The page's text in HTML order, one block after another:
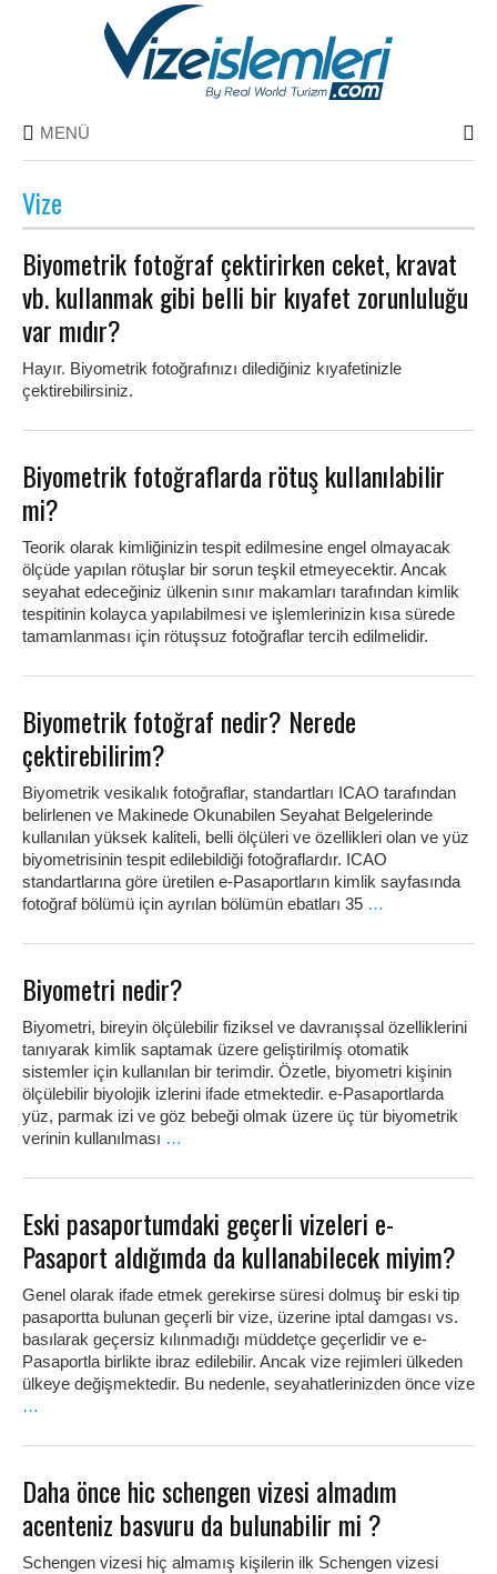
MENÜ
Vize
Biyometrik fotoğraf çektirirken ceket, kravat
vb. kullanmak gibi belli bir kıyafet zorunluluğu
var mıdır?
Hayır. Biyometrik fotoğrafınızı dilediğiniz kıyafetinizle
çektirebilirsiniz.
Biyometrik fotoğraflarda rötuş kullanılabilir
mi?
Teorik olarak kimliğinizin tespit edilmesine engel olmayacak
ölçüde yapılan rötuşlar bir sorun teşkil etmeyecektir. Ancak
seyahat edeceğiniz ülkenin sınır makamları tarafından kimlik
tespitinin kolayca yapılabilmesi ve işlemlerinizin kısa sürede
tamamlanması için rötuşsuz fotoğraflar tercih edilmelidir.
Biyometrik fotoğraf nedir? Nerede
çektirebilirim?
Biyometrik vesikalık fotoğraflar, standartları ICAO tarafından
belirlenen ve Makinede Okunabilen Seyahat Belgelerinde
kullanılan yüksek kaliteli, belli ölçüleri ve özellikleri olan ve yüz
biyometrisinin tespit edilebildiği fotoğraflardır. ICAO
standartlarına göre üretilen e-Pasaportların kimlik sayfasında
fotoğraf bölümü için ayrılan bölümün ebatları 35 …
Biyometri nedir?
Biyometri, bireyin ölçülebilir fiziksel ve davranışsal özelliklerini
tanıyarak kimlik saptamak üzere geliştirilmiş otomatik
sistemler için kullanılan bir terimdir. Özetle, biyometri kişinin
ölçülebilir biyolojik izlerini ifade etmektedir. e-Pasaportlarda
yüz, parmak izi ve göz bebeği olmak üzere üç tür biyometrik
verinin kullanılması …
Eski pasaportumdaki geçerli vizeleri e-
Pasaport aldığımda da kullanabilecek miyim?
Genel olarak ifade etmek gerekirse süresi dolmuş bir eski tip
pasaportta bulunan geçerli bir vize, üzerine iptal damgası vs.
basılarak geçersiz kılınmadığı müddetçe geçerlidir ve e-
Pasaportla birlikte ibraz edilebilir. Ancak vize rejimleri ülkeden
ülkeye değişmektedir. Bu nedenle, seyahatlerinizden önce vize
…
Daha önce hic schengen vizesi almadım
acenteniz basvuru da bulunabilir mi ?
Schengen vizesi hiç almamış kişilerin ilk Schengen vizesi